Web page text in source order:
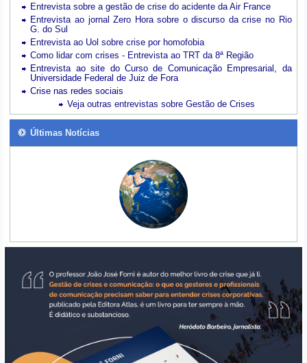
Entrevista sobre a gestão de crise do acidente da Air France
Entrevista ao jornal Zero Hora sobre o discurso da crise no Rio
G. do Sul
Entrevista ao Uol sobre crise por homofobia
Como lidar com crises - Entrevista ao TRT da 8ª Região
Entrevista ao site do Curso de Comunicação Empresarial, da
Universidade Federal de Juiz de Fora
Crise nas redes sociais
Veja outras entrevistas sobre Gestão de Crises
Últimas Notícias